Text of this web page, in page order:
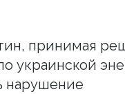
принимая
украинской
нарушение